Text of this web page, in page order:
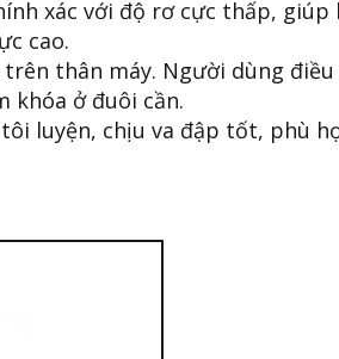
xác với độ rơ cực thấp, giúp
cao.
thân máy. Người dùng điều
khóa ở đuôi cần.
luyện, chịu va đập tốt, phù